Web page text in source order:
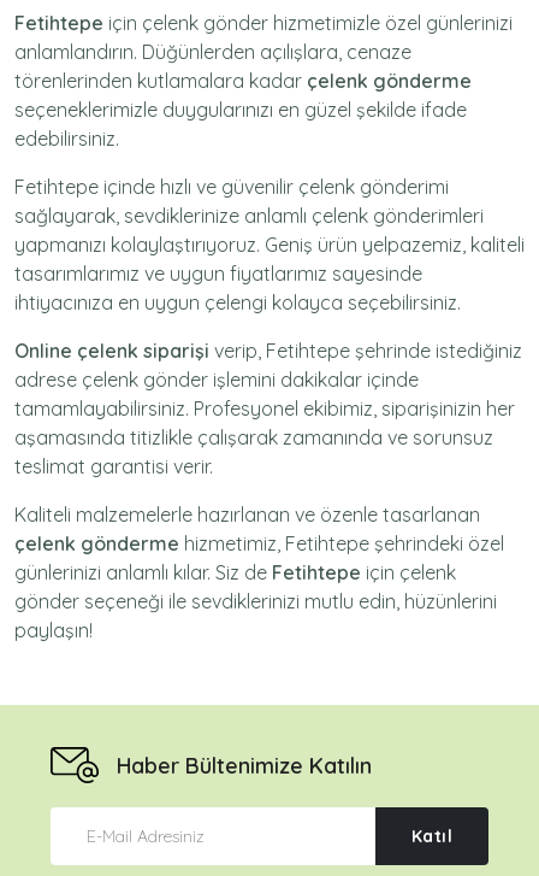
Fetihtepe için çelenk gönder hizmetimizle özel günlerinizi
anlamlandırın. Düğünlerden açılışlara, cenaze
törenlerinden kutlamalara kadar çelenk gönderme
seçeneklerimizle duygularınızı en güzel şekilde ifade
edebilirsiniz.
Fetihtepe içinde hızlı ve güvenilir çelenk gönderimi
sağlayarak, sevdiklerinize anlamlı çelenk gönderimleri
yapmanızı kolaylaştırıyoruz. Geniş ürün yelpazemiz, kaliteli
tasarımlarımız ve uygun fiyatlarımız sayesinde
ihtiyacınıza en uygun çelengi kolayca seçebilirsiniz.
Online çelenk siparişi verip, Fetihtepe şehrinde istediğiniz
adrese çelenk gönder işlemini dakikalar içinde
tamamlayabilirsiniz. Profesyonel ekibimiz, siparişinizin her
aşamasında titizlikle çalışarak zamanında ve sorunsuz
teslimat garantisi verir.
Kaliteli malzemelerle hazırlanan ve özenle tasarlanan
çelenk gönderme hizmetimiz, Fetihtepe şehrindeki özel
günlerinizi anlamlı kılar. Siz de Fetihtepe için çelenk
gönder seçeneği ile sevdiklerinizi mutlu edin, hüzünlerini
paylaşın!
Haber Bültenimize Katılın
Katıl